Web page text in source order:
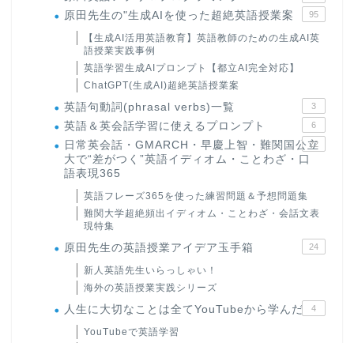
原田先生の"生成AIを使った超絶英語授業案 95
【生成AI活用英語教育】英語教師のための生成AI英
語授業実践事例
英語学習生成AIプロンプト【都立AI完全対応】
ChatGPT(生成AI)超絶英語授業案
英語句動詞(phrasal verbs)一覧 3
英語＆英会話学習に使えるプロンプト 6
日常英会話・GMARCH・早慶上智・難関国公立
大で“差がつく”英語イディオム・ことわざ・口
語表現365
22
英語フレーズ365を使った練習問題＆予想問題集
難関大学超絶頻出イディオム・ことわざ・会話文表
現特集
原田先生の英語授業アイデア玉手箱 24
新人英語先生いらっしゃい！
海外の英語授業実践シリーズ
人生に大切なことは全てYouTubeから学んだ 4
YouTubeで英語学習